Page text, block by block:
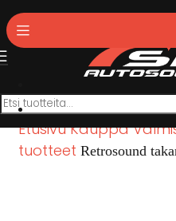
EtusivuKauppa
tuotteet Retrosound